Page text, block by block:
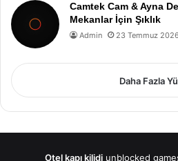
Camtek Cam & Ayna
Mekanlar İçin Şıklık
Admin 23 Temmuz 2026
Daha Fazla
Otel kapı kilidi unblocked